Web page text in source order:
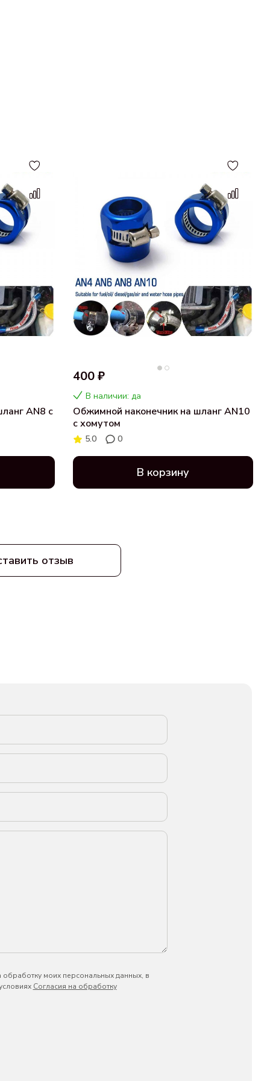
AN8 с
400 ₽
В наличии: да
Обжимной наконечник на шланг AN10
с хомутом
5.0 0
В корзину
отзыв
моих персональных данных, в
Согласия на обработку